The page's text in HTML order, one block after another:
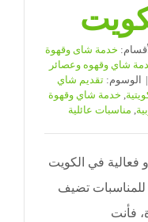
خدمة شاى وقهوة
شاي وقهوه وعصائر
| الوسوم: تقديم شاي
, خدمة شاي وقهوة
, مناسبات عائلية
فعالية في الكويت
تضيف
فأنت